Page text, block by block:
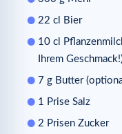
22 cl Bier
10 cl
Ihrem
7 g Butter
1 Prise Salz
2 Prisen Zucker